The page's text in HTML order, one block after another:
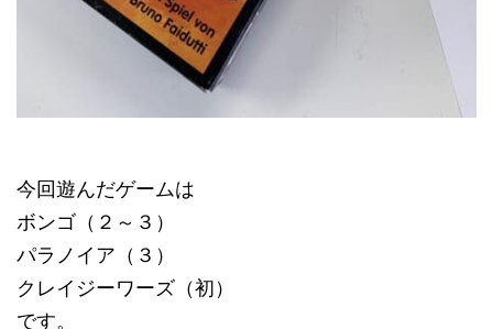
今回遊んだゲームは
ボンゴ（２～３）
パラノイア（３）
クレイジーワーズ（初）
です。